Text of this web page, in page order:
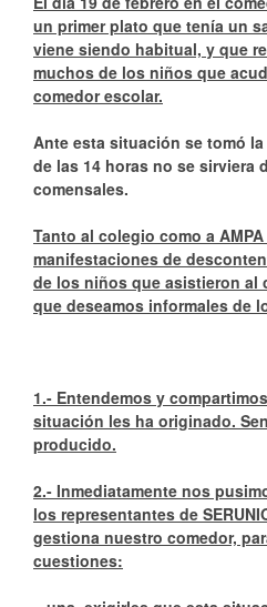
un primer plato que tenía un
viene siendo habitual, y que
muchos de los niños que
comedor escolar.
Ante esta situación se tomó
de las 14 horas no se sirviera
comensales.
Tanto al colegio como a
manifestaciones de
de los niños que asistieron al
que deseamos informales de
1.- Entendemos y
situación les ha originado.
producido.
2.- Inmediatamente nos
los representantes de
gestiona nuestro comedor,
cuestiones: